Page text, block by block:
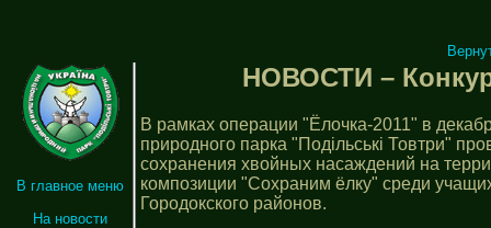
В главное меню
На новости
НОВОСТИ –
В рамках операции "Ёлочка-2011" в
природного парка "Подільські Товтри"
сохранения хвойных насаждений на
композиции "Сохраним ёлку" среди
Городокского районов.